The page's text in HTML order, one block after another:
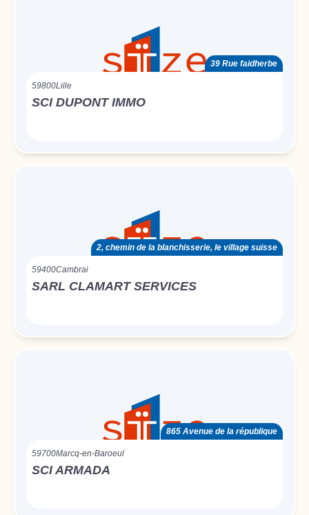
39 Rue faidherbe
59800Lille
SCI DUPONT IMMO
2, chemin de la blanchisserie, le village suisse
59400Cambrai
SARL CLAMART SERVICES
865 Avenue de la république
59700Marcq-en-Baroeul
SCI ARMADA